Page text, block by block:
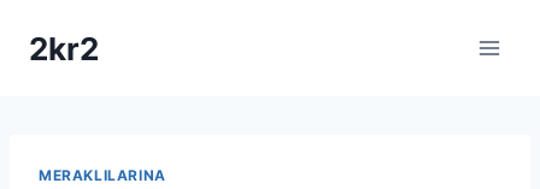
2kr2
MERAKLILARINA